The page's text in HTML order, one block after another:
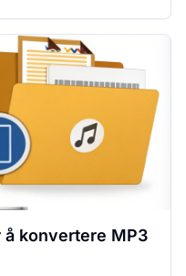
konvertere MP3